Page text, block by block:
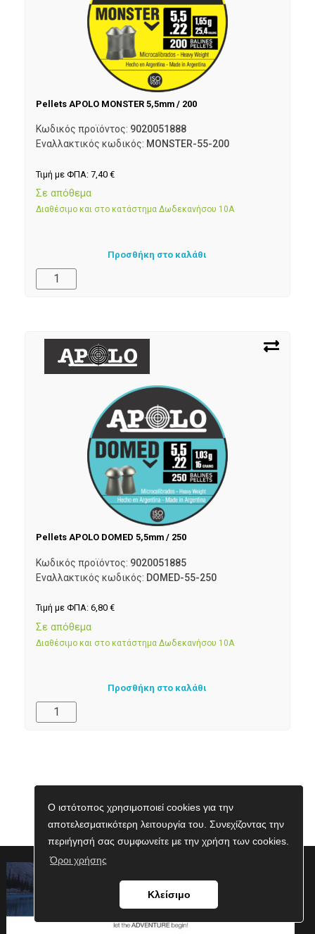
Ο ιστότοπος χρησιμοποιεί cookies για την
αποτελεσματικότερη λειτουργία του. Συνεχίζοντας την
περιήγησή σας συμφωνείτε με την χρήση των cookies.
Όροι χρήσης
Κλείσιμο
Pellets APOLO MONSTER 5,5mm / 200
Κωδικός προϊόντος: 9020051888
Εναλλακτικός κωδικός: MONSTER-55-200
Τιμή με ΦΠΑ: 7,40 €
Σε απόθεμα
Διαθέσιμο και στο κατάστημα Δωδεκανήσου 10Α
Προσθήκη στο καλάθι
Pellets APOLO DOMED 5,5mm / 250
Κωδικός προϊόντος: 9020051885
Εναλλακτικός κωδικός: DOMED-55-250
Τιμή με ΦΠΑ: 6,80 €
Σε απόθεμα
Διαθέσιμο και στο κατάστημα Δωδεκανήσου 10Α
Προσθήκη στο καλάθι